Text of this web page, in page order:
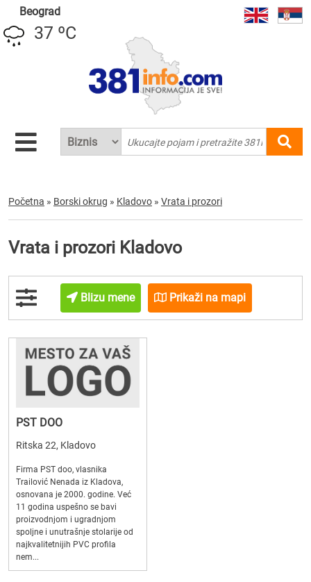
Beograd
37 ºC
Početna » Borski okrug » Kladovo » Vrata i prozori
Vrata i prozori Kladovo
Blizu mene Prikaži na mapi
PST DOO
Ritska 22, Kladovo
Firma PST doo, vlasnika
Trailović Nenada iz Kladova,
osnovana je 2000. godine. Već
11 godina uspešno se bavi
proizvodnjom i ugradnjom
spoljne i unutrašnje stolarije od
najkvalitetnijih PVC profila
nem...